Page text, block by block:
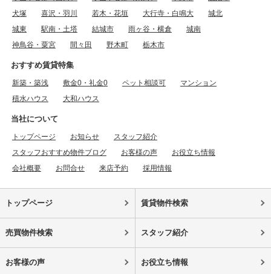
犬塚
喜沢・羽川 若木・花垣 大行寺・白鳴大
城北
城東
駅南・土塔 結城市 雨ヶ谷・横倉
城南
神鳥谷・粟宮
間々田 野木町 栃木市
おすすめ賃貸特集
新築・築浅 敷金0・礼金0 ペット相談可
マンション
積水ハウス
大和ハウス
当社について
トップページ お知らせ
スタッフ紹介
スタッフおすすめ物件ブログ
お客様の声
お役立ち情報
会社概要
お問合せ 来店予約 採用情報
トップページ 賃貸物件検索
売買物件検索 スタッフ紹介
お客様の声 お役立ち情報